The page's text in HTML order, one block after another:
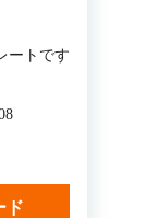
ートです
ド